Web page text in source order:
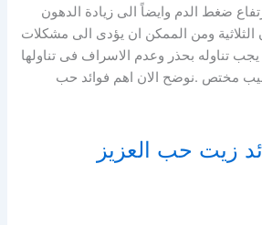
ضغط الدم وايضاً الى زيادة الدهون
الثلاثية ومن الممكن ان يؤدى الى مشكلات
تناوله بحذر وعدم الاسراف فى تناولها
مختص .نوضح الان اهم فوائد حب
زيت حب العزيز